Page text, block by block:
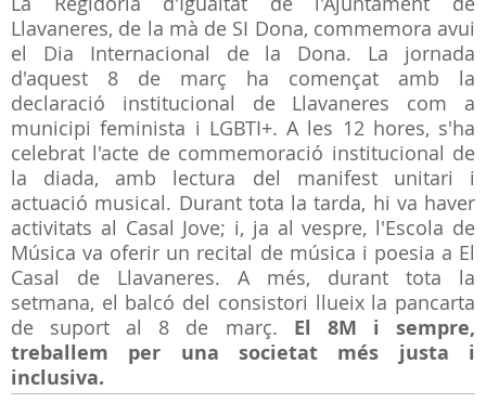
Llavaneres, de la mà de SI Dona, commemora avui
el Dia Internacional de la Dona. La jornada
d'aquest 8 de març ha començat amb la
declaració institucional de Llavaneres com a
municipi feminista i LGBTI+. A les 12 hores, s'ha
celebrat l'acte de commemoració institucional de
la diada, amb lectura del manifest unitari i
actuació musical. Durant tota la tarda, hi va haver
activitats al Casal Jove; i, ja al vespre, l'Escola de
Música va oferir un recital de música i poesia a El
Casal de Llavaneres. A més, durant tota la
setmana, el balcó del consistori llueix la pancarta
de suport al 8 de març. El 8M i sempre,
treballem per una societat més justa i
inclusiva.